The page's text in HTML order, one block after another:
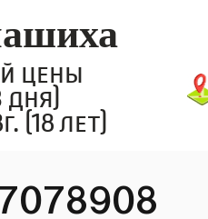
цены
дня)
(18 лет)